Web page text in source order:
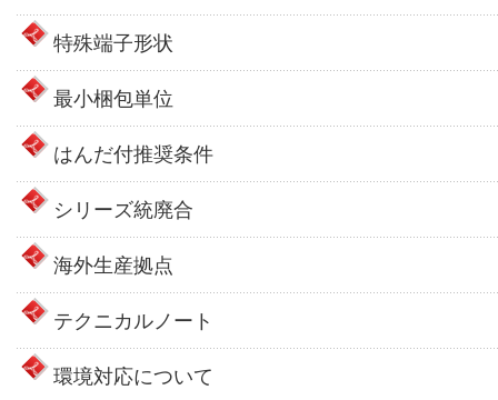
特殊端子形状
最小梱包単位
はんだ付推奨条件
シリーズ統廃合
海外生産拠点
テクニカルノート
環境対応について